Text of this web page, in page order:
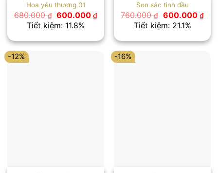
Hoa yêu thương 01
680.000₫ Giá
gốc
là:
600.000₫Giá
là:
600.000 ₫.
Tiết kiệm: 11.8%
Son sắc tình đầu
760.000₫ Giá
gốc
là:
600.000 ₫Giá
hiện
là:
Tiết kiệm: 21.1%
-12% -16%